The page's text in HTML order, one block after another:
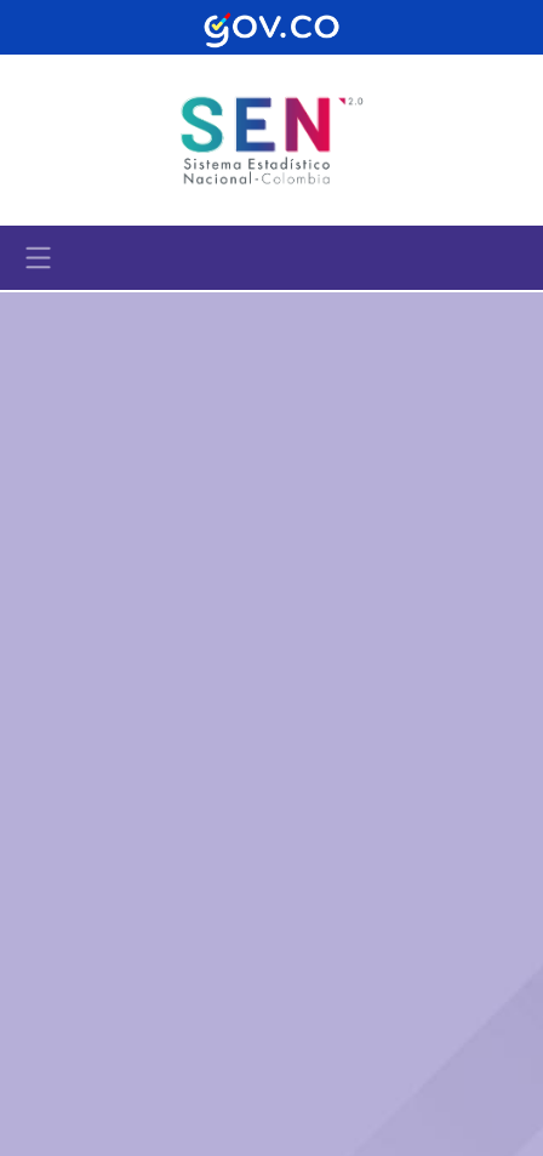
Pasar al contenido principal